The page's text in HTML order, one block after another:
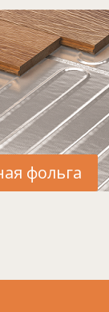
фольга